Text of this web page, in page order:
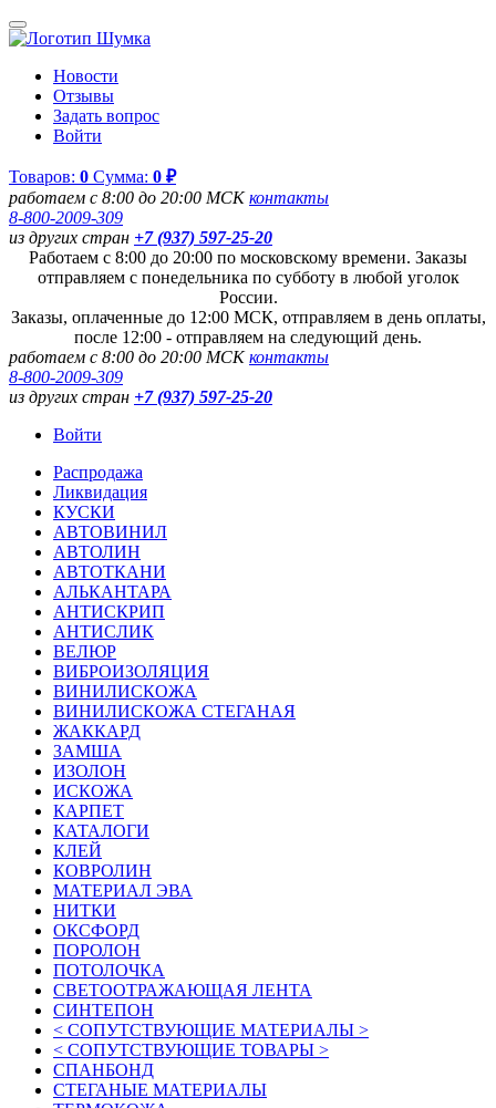
Новости
Отзывы
Задать вопрос
Войти
Товаров: 0 Сумма: 0 ₽
работаем с 8:00 до 20:00 МСКконтакты
8-800-2009-309
из других стран +7 (937) 597-25-20
Работаем с 8:00 до 20:00 по московскому времени. Заказы
отправляем с понедельника по субботу в любой уголок
России.
Заказы, оплаченные до 12:00 МСК, отправляем в день оплаты,
после 12:00 - отправляем на следующий день.
работаем с 8:00 до 20:00 МСКконтакты
8-800-2009-309
из других стран +7 (937) 597-25-20
Войти
Распродажа
Ликвидация
КУСКИ
АВТОВИНИЛ
АВТОЛИН
АВТОТКАНИ
АЛЬКАНТАРА
АНТИСКРИП
АНТИСЛИК
ВЕЛЮР
ВИБРОИЗОЛЯЦИЯ
ВИНИЛИСКОЖА
ВИНИЛИСКОЖА СТЕГАНАЯ
ЖАККАРД
ЗАМША
ИЗОЛОН
ИСКОЖА
КАРПЕТ
КАТАЛОГИ
КЛЕЙ
КОВРОЛИН
МАТЕРИАЛ ЭВА
НИТКИ
ОКСФОРД
ПОРОЛОН
ПОТОЛОЧКА
СВЕТООТРАЖАЮЩАЯ ЛЕНТА
СИНТЕПОН
< СОПУТСТВУЮЩИЕ МАТЕРИАЛЫ >
< СОПУТСТВУЮЩИЕ ТОВАРЫ >
СПАНБОНД
СТЕГАНЫЕ МАТЕРИАЛЫ